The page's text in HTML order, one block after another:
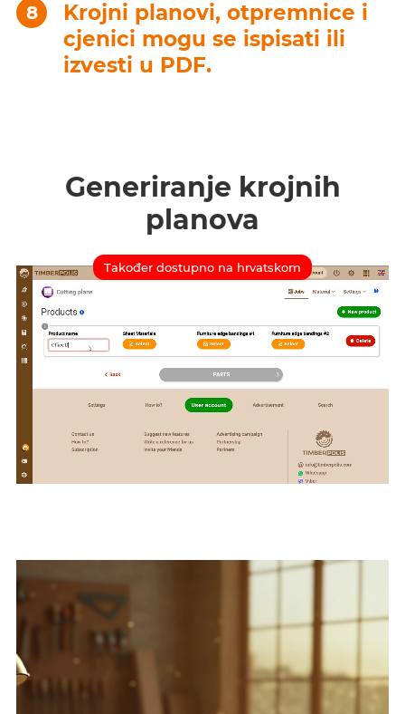
Krojni planovi, otpremnice i
cjenici mogu se ispisati ili
izvesti u PDF.
Generiranje krojnih
planova
Također dostupno na hrvatskom